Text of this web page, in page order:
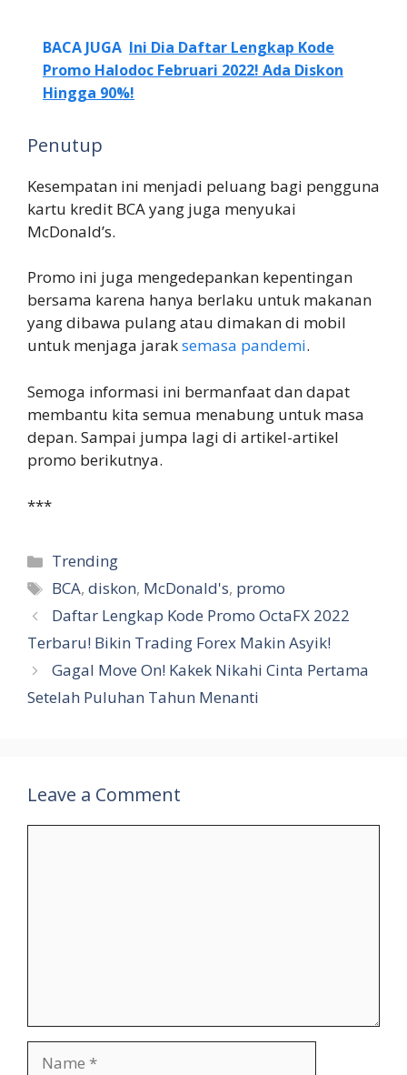
BACA JUGA Ini Dia Daftar Lengkap Kode
Promo Halodoc Februari 2022! Ada Diskon
Hingga 90%!
Penutup
Kesempatan ini menjadi peluang bagi pengguna
kartu kredit BCA yang juga menyukai
McDonald’s.
Promo ini juga mengedepankan kepentingan
bersama karena hanya berlaku untuk makanan
yang dibawa pulang atau dimakan di mobil
untuk menjaga jaraksemasa pandemi.
Semoga informasi ini bermanfaat dan dapat
membantu kita semua menabung untuk masa
depan. Sampai jumpa lagi di artikel-artikel
promo berikutnya.
***
Categories
Trending
Tags
BCA,diskon, McDonald's, promo
Daftar Lengkap Kode Promo OctaFX 2022
Terbaru! Bikin Trading Forex Makin Asyik!
Gagal Move On! Kakek Nikahi Cinta Pertama
Setelah Puluhan Tahun Menanti
Leave a Comment